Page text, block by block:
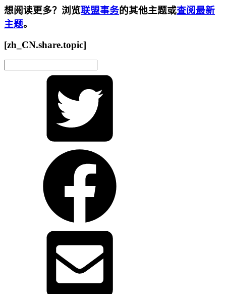
想阅读更多？浏览联盟事务的其他主题或查阅最新
主题。
[zh_CN.share.topic]